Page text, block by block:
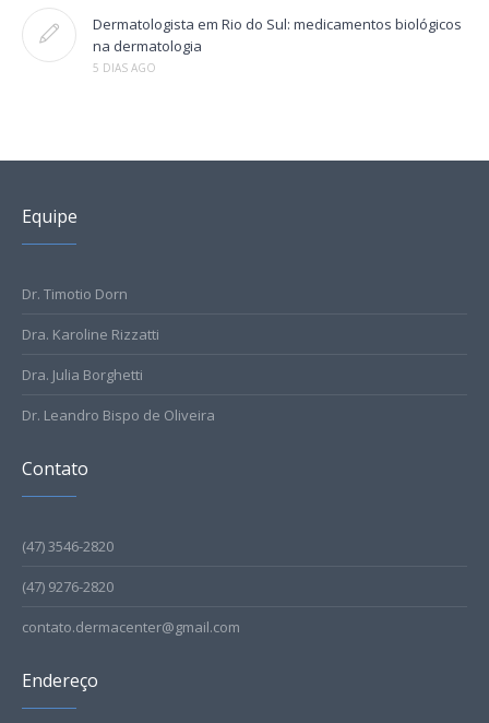
Dermatologista em Rio do Sul: medicamentos biológicos
na dermatologia
5 DIAS AGO
Equipe
Dr. Timotio Dorn
Dra. Karoline Rizzatti
Dra. Julia Borghetti
Dr. Leandro Bispo de Oliveira
Contato
(47) 3546-2820
(47) 9276-2820
contato.dermacenter@gmail.com
Endereço